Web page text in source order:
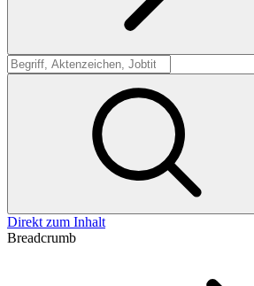
Suche
Direkt zum Inhalt
Breadcrumb